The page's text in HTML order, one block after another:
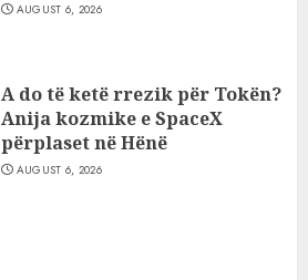
AUGUST 6, 2026
A do të ketë rrezik për Tokën?
Anija kozmike e SpaceX
përplaset në Hënë
AUGUST 6, 2026